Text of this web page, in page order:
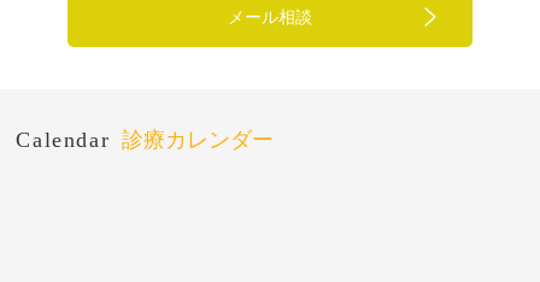
メール相談
Calendar 診療カレンダー